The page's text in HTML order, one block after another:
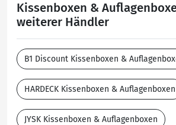
Kissenboxen &
weiterer Händler
B1 Discount Kissenboxen &
HARDECK Kissenboxen & Auflagenboxen
JYSK Kissenboxen & Auflagenboxen